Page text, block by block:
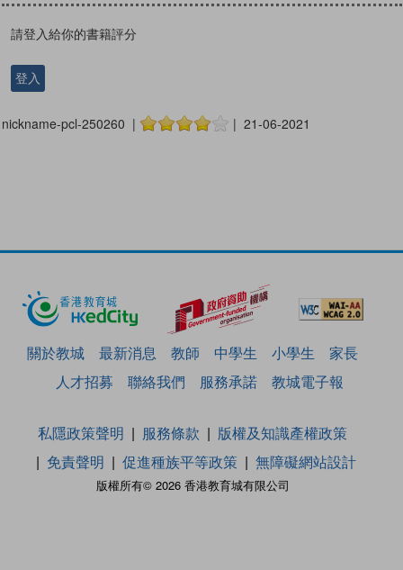
請登入給你的書籍評分
登入
nickname-pcl-250260 | | 21-06-2021
關於教城 最新消息 教師 中學生 小學生
家長
人才招募
聯絡我們 服務承諾 教城電子報
版權所有© 2026 香港教育城有限公司
私隱政策聲明 服務條款
版權及知識產權政策
免責聲明
促進種族平等政策 無障礙網站設計